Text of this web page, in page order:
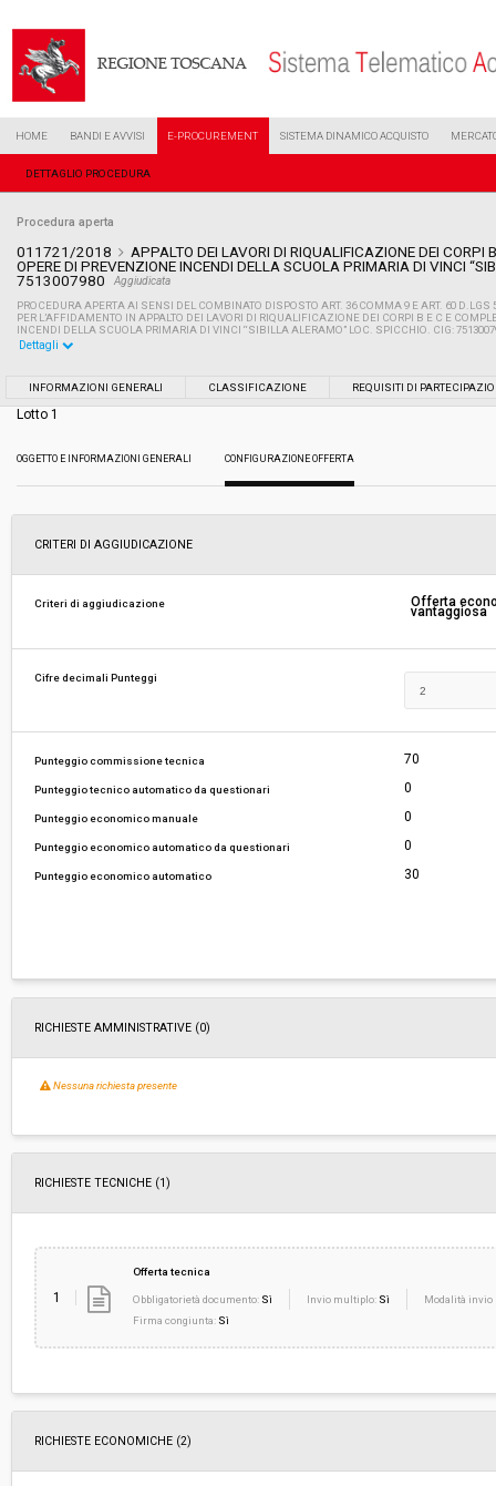
HOME BANDI E AVVISI E-PROCUREMENT SISTEMA DINAMICO ACQUISTO
DETTAGLIO PROCEDURA
Procedura aperta
011721/2018
APPALTO DEI LAVORI DI RIQUALIFICAZIONE DEI CORPI
OPERE DI PREVENZIONE INCENDI DELLA SCUOLA PRIMARIA DI VINCI
7513007980
Aggiudicata
PROCEDURA APERTA AI SENSI DEL COMBINATO DISPOSTO ART. 36 COMMA 9 E ART. 60
PER L’AFFIDAMENTO IN APPALTO DEI LAVORI DI RIQUALIFICAZIONE DEI CORPI B E C E
INCENDI DELLA SCUOLA PRIMARIA DI VINCI “SIBILLA ALERAMO” LOC. SPICCHIO. CIG:
Tipo di contratto:
01/06/2018 13:06
Svolgimento:
Responsabile attuale: COMUNE DI VINCI - UFFICIO TECNICO
Dettagli
INFORMAZIONI GENERALI CLASSIFICAZIONE REQUISITI DI
Lotto 1
OGGETTO E INFORMAZIONI GENERALI CONFIGURAZIONE OFFERTA
CRITERI DI AGGIUDICAZIONE
Criteri di aggiudicazione Offerta
vantaggiosa
Cifre decimali Punteggi
Punteggio commissione tecnica 70
Punteggio tecnico automatico da questionari 0
Punteggio economico manuale 0
Punteggio economico automatico da questionari 0
Punteggio economico automatico 30
RICHIESTE AMMINISTRATIVE (0)
Nessuna richiesta presente
RICHIESTE TECNICHE (1)
1
Offerta tecnica
Obbligatorietà documento: Sì Invio multiplo: Sì
Modalità invio
Firma congiunta: Sì
RICHIESTE ECONOMICHE (2)